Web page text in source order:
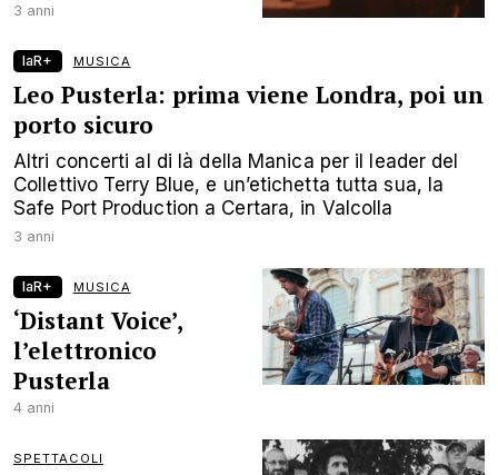
3 anni
laR+ MUSICA
Leo Pusterla: prima viene Londra, poi un
porto sicuro
Altri concerti al di là della Manica per il leader del
Collettivo Terry Blue, e un’etichetta tutta sua, la
Safe Port Production a Certara, in Valcolla
3 anni
laR+ MUSICA
‘Distant Voice’,
l’elettronico
Pusterla
4 anni
SPETTACOLI